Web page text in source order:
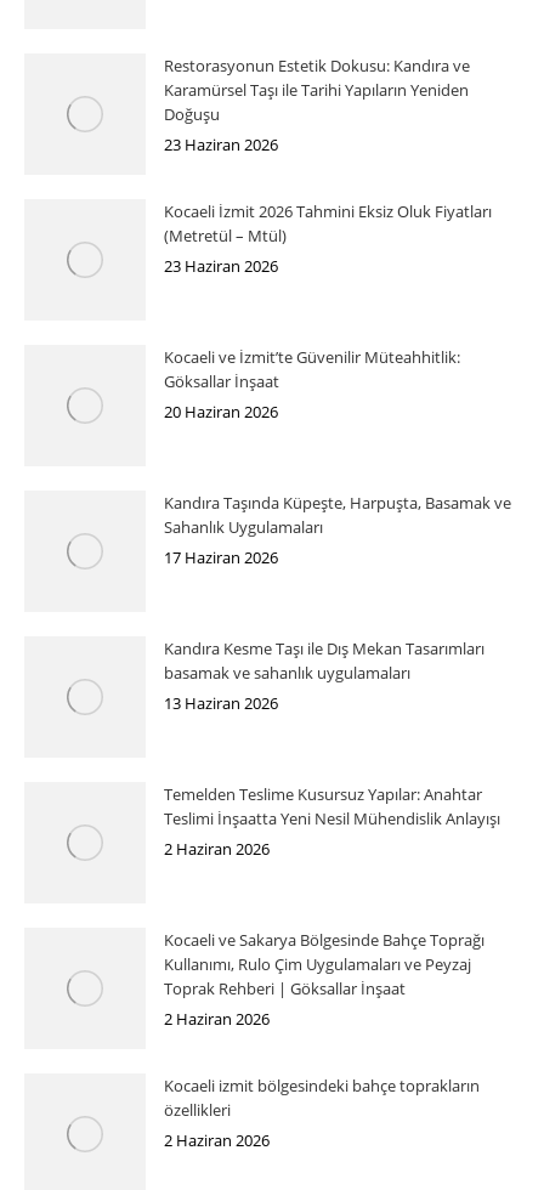
Restorasyonun Estetik Dokusu: Kandıra ve
Karamürsel Taşı ile Tarihi Yapıların Yeniden
Doğuşu
23 Haziran 2026
Kocaeli İzmit 2026 Tahmini Eksiz Oluk Fiyatları
(Metretül – Mtül)
23 Haziran 2026
Kocaeli ve İzmit’te Güvenilir Müteahhitlik:
Göksallar İnşaat
20 Haziran 2026
Kandıra Taşında Küpeşte, Harpuşta, Basamak ve
Sahanlık Uygulamaları
17 Haziran 2026
Kandıra Kesme Taşı ile Dış Mekan Tasarımları
basamak ve sahanlık uygulamaları
13 Haziran 2026
Temelden Teslime Kusursuz Yapılar: Anahtar
Teslimi İnşaatta Yeni Nesil Mühendislik Anlayışı
2 Haziran 2026
Kocaeli ve Sakarya Bölgesinde Bahçe Toprağı
Kullanımı, Rulo Çim Uygulamaları ve Peyzaj
Toprak Rehberi | Göksallar İnşaat
2 Haziran 2026
Kocaeli izmit bölgesindeki bahçe toprakların
özellikleri
2 Haziran 2026